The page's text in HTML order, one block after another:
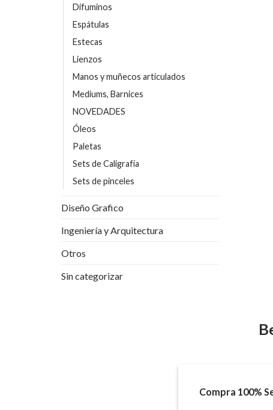
Difuminos
Espátulas
Estecas
Lienzos
Manos y muñecos articulados
Mediums, Barnices
NOVEDADES
Óleos
Paletas
Sets de Caligrafía
Sets de pinceles
Diseño Grafico
Ingeniería y Arquitectura
Otros
Sin categorizar
Compra 100%